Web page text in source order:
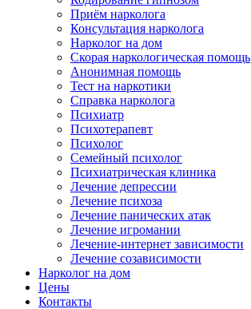
Приём нарколога
Консультация нарколога
Нарколог на дом
Скорая наркологическая помощь
Анонимная помощь
Тест на наркотики
Справка нарколога
Психиатр
Психотерапевт
Психолог
Семейный психолог
Психиатрическая клиника
Лечение депрессии
Лечение психоза
Лечение панических атак
Лечение игромании
Лечение-интернет зависимости
Лечение созависимости
Нарколог на дом
Цены
Контакты